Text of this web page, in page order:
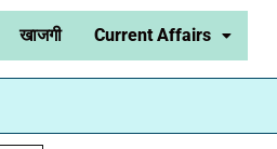
खाजगी Current Affairs